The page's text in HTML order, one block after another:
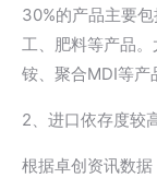
30%的产品主要
工、肥料等产品
铵、聚合MDI等产
2、进口依存度较
根据卓创资讯数